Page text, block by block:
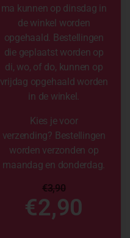
ma kunnen op dinsdag in
de winkel worden
opgehaald. Bestellingen
die geplaatst worden op
di, wo, of do, kunnen op
vrijdag opgehaald worden
in de winkel.
Kies je voor
verzending? Bestellingen
worden verzonden op
maandag en donderdag.
€3,90
€2,90